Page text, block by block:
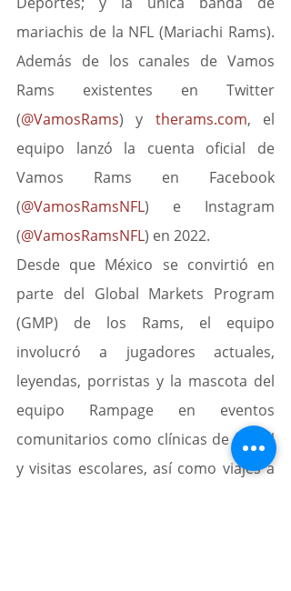
mariachis de la NFL (Mariachi Rams).
Además de los canales de Vamos
Rams existentes en Twitter
(@VamosRams) y therams.com, el
equipo lanzó la cuenta oficial de
Vamos Rams en Facebook
(@VamosRamsNFL) e Instagram
(@VamosRamsNFL) en 2022.
Desde que México se convirtió en
parte del Global Markets Program
(GMP) de los Rams, el equipo
involucró a jugadores actuales,
leyendas, porristas y la mascota del
equipo Rampage en eventos
comunitarios como clínicas de futbol
y visitas escolares, así como viajes a